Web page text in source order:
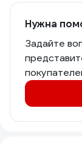
Нужна
Задайте